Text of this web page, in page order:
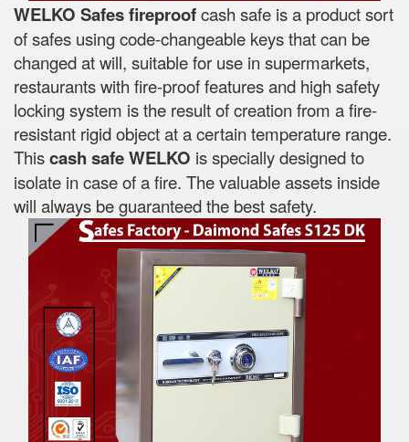
WELKO Safes fireproofcash safe is a product sort
of safes using code-changeable keys that can be
changed at will, suitable for use in supermarkets,
restaurants with fire-proof features and high safety
locking system is the result of creation from a fire-
resistant rigid object at a certain temperature range.
Thiscash safe WELKO is specially designed to
isolate in case of a fire. The valuable assets inside
will always be guaranteed the best safety.